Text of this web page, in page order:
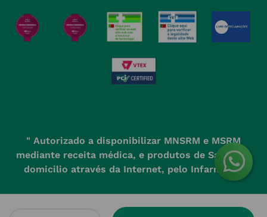
" Autorizado a disponibilizar MNSRM e MSRM
mediante receita médica, e produtos de Saúde ao
domicilio através da Internet, pelo Infarmed. "